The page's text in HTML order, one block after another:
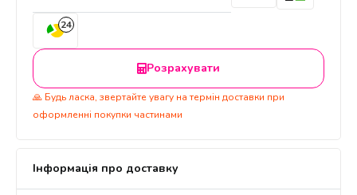
24
Розрахувати
🙏 Будь ласка, звертайте увагу на термін доставки при
оформленні покупки частинами
Інформація про доставку